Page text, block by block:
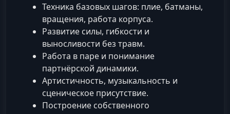
Техника базовых шагов: плие, батманы,
вращения, работа корпуса.
Развитие силы, гибкости и
выносливости без травм.
Работа в паре и понимание
партнёрской динамики.
Артистичность, музыкальность и
сценическое присутствие.
Построение собственного